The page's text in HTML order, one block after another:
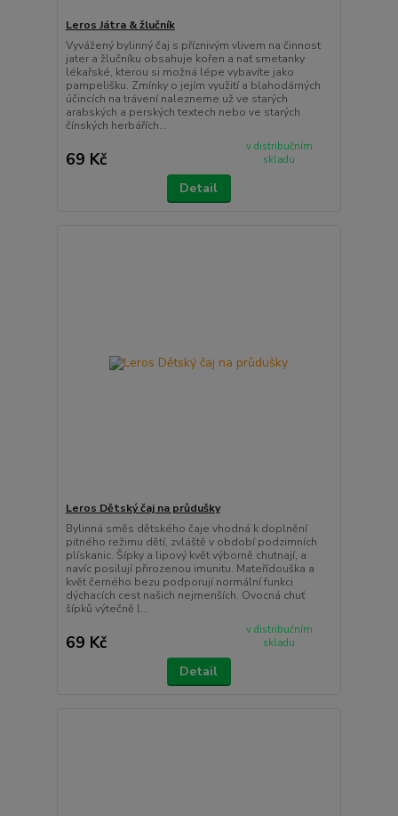
Leros Játra & žlučník
Vyvážený bylinný čaj s příznivým vlivem na činnost
jater a žlučníku obsahuje kořen a nať smetanky
lékařské, kterou si možná lépe vybavíte jako
pampelišku. Zmínky o jejím využití a blahodárných
účincích na trávení nalezneme už ve starých
arabských a perských textech nebo ve starých
čínských herbářích...
69 Kč
v distribučním
skladu
Detail
Leros Dětský čaj na průdušky
Bylinná směs dětského čaje vhodná k doplnění
pitného režimu dětí, zvláště v období podzimních
plískanic. Šípky a lipový květ výborně chutnají, a
navíc posilují přirozenou imunitu. Mateřídouška a
květ černého bezu podporují normální funkci
dýchacích cest našich nejmenších. Ovocná chuť
šípků výtečně l...
69 Kč
v distribučním
skladu
Detail